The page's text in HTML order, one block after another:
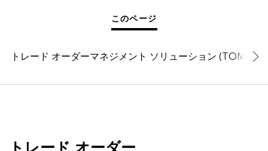
このページ
トレード オーダーマネジメント ソリューション (TOMS)